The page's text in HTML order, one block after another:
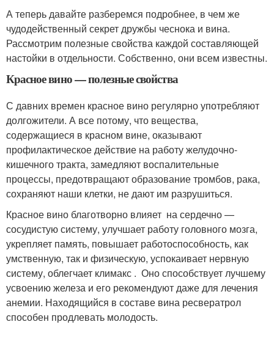
А теперь давайте разберемся подробнее, в чем же
чудодейственный секрет дружбы чеснока и вина.
Рассмотрим полезные свойства каждой составляющей
настойки в отдельности. Собственно, они всем известны.
Красное вино — полезные свойства
С давних времен красное вино регулярно употребляют
долгожители. А все потому, что вещества,
содержащиеся в красном вине, оказывают
профилактическое действие на работу желудочно-
кишечного тракта, замедляют воспалительные
процессы, предотвращают образование тромбов, рака,
сохраняют наши клетки, не дают им разрушиться.
Красное вино благотворно влияет на сердечно —
сосудистую систему, улучшает работу головного мозга,
укрепляет память, повышает работоспособность, как
умственную, так и физическую, успокаивает нервную
систему, облегчает климакс . Оно способствует лучшему
усвоению железа и его рекомендуют даже для лечения
анемии. Находящийся в составе вина ресвератрол
способен продлевать молодость.